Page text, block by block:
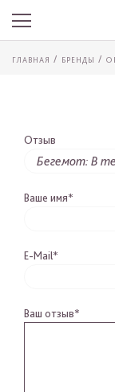
ГЛАВНАЯ БРЕНДЫ
Отзыв
Ваше имя*
E-Mail*
Ваш отзыв*